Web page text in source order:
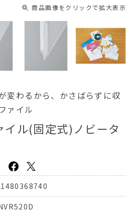
商品画像をクリックで拡大表示
変わるから、かさばらずに収
ァイル
ル(固定式)ノビータ